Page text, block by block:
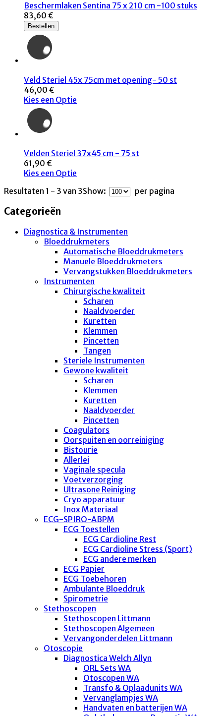
Beschermlaken Sentina 75 x 210 cm -100 stuks
83,60 €
Bestellen
Veld Steriel 45x 75cm met opening- 50 st
46,00 €
Kies een Optie
Velden Steriel 37x45 cm - 75 st
61,90 €
Kies een Optie
Resultaten 1 - 3 van 3Show: per pagina
Categorieën
Diagnostica & Instrumenten
Bloeddrukmeters
Automatische Bloeddrukmeters
Manuele Bloeddrukmeters
Vervangstukken Bloeddrukmeters
Instrumenten
Chirurgische kwaliteit
Scharen
Naaldvoerder
Kuretten
Klemmen
Pincetten
Tangen
Steriele Instrumenten
Gewone kwaliteit
Scharen
Klemmen
Kuretten
Naaldvoerder
Pincetten
Coagulators
Oorspuiten en oorreiniging
Bistourie
Allerlei
Vaginale specula
Voetverzorging
Ultrasone Reiniging
Cryo apparatuur
Inox Materiaal
ECG-SPIRO-ABPM
ECG Toestellen
ECG Cardioline Rest
ECG Cardioline Stress (Sport)
ECG andere merken
ECG Papier
ECG Toebehoren
Ambulante Bloeddruk
Spirometrie
Stethoscopen
Stethoscopen Littmann
Stethoscopen Algemeen
Vervangonderdelen Littmann
Otoscopie
Diagnostica Welch Allyn
ORL Sets WA
Otoscopen WA
Transfo & Oplaadunits WA
Vervanglampjes WA
Handvaten en batterijen WA